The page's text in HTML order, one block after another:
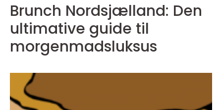
Brunch Nordsjælland: Den
ultimative guide til
morgenmadsluksus